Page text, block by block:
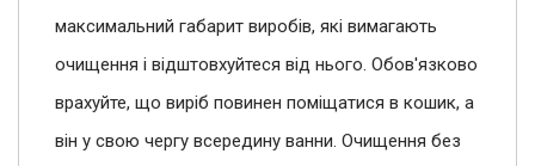
максимальний габарит виробів, які вимагають
очищення і відштовхуйтеся від нього. Обов'язково
врахуйте, що виріб повинен поміщатися в кошик, а
він у свою чергу всередину ванни. Очищення без